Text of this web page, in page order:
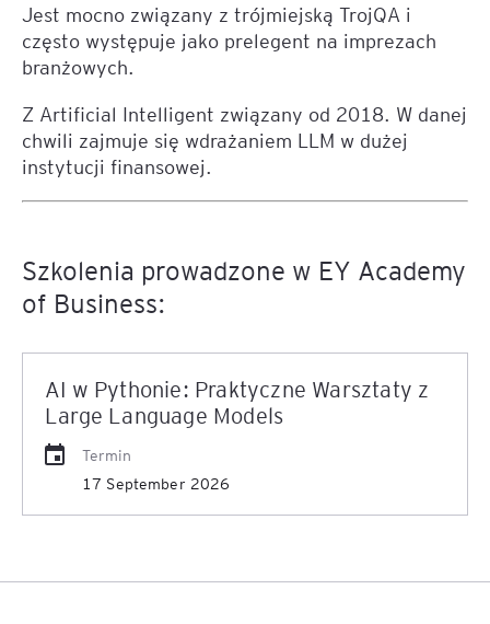
Jest mocno związany z trójmiejską TrojQA i
często występuje jako prelegent na imprezach
branżowych.
Z Artificial Intelligent związany od 2018. W danej
chwili zajmuje się wdrażaniem LLM w dużej
instytucji finansowej.
Szkolenia prowadzone w EY Academy
of Business:
AI w Pythonie: Praktyczne Warsztaty z
Large Language Models
Termin
17 September 2026